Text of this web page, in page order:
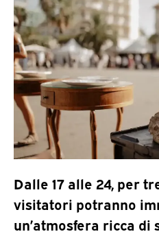
Dalle 17 alle 24, per
visitatori potranno
un’atmosfera ricca di